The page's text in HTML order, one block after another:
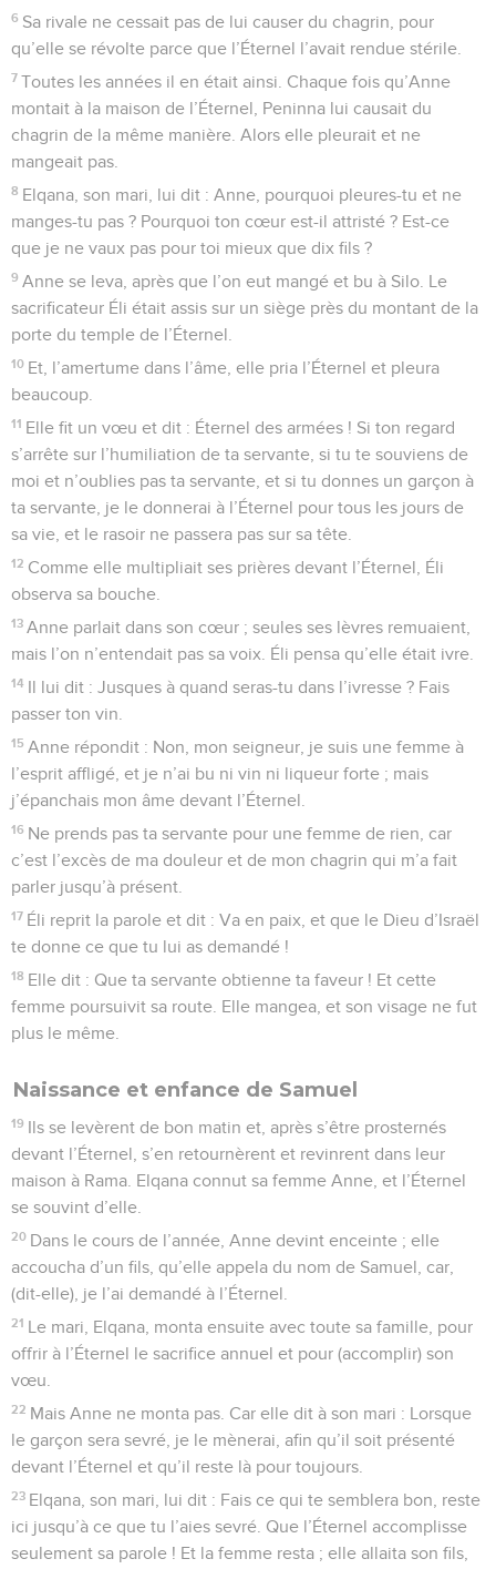
6 Sa rivale ne cessait pas de lui causer du chagrin, pour
qu’elle se révolte parce que l’Éternel l’avait rendue stérile.
7 Toutes les années il en était ainsi. Chaque fois qu’Anne
montait à la maison de l’Éternel, Peninna lui causait du
chagrin de la même manière. Alors elle pleurait et ne
mangeait pas.
8 Elqana, son mari, lui dit : Anne, pourquoi pleures-tu et ne
manges-tu pas ? Pourquoi ton cœur est-il attristé ? Est-ce
que je ne vaux pas pour toi mieux que dix fils ?
9 Anne se leva, après que l’on eut mangé et bu à Silo. Le
sacrificateur Éli était assis sur un siège près du montant de la
porte du temple de l’Éternel.
10 Et, l’amertume dans l’âme, elle pria l’Éternel et pleura
beaucoup.
11 Elle fit un vœu et dit : Éternel des armées ! Si ton regard
s’arrête sur l’humiliation de ta servante, si tu te souviens de
moi et n’oublies pas ta servante, et si tu donnes un garçon à
ta servante, je le donnerai à l’Éternel pour tous les jours de
sa vie, et le rasoir ne passera pas sur sa tête.
12 Comme elle multipliait ses prières devant l’Éternel, Éli
observa sa bouche.
13 Anne parlait dans son cœur ; seules ses lèvres remuaient,
mais l’on n’entendait pas sa voix. Éli pensa qu’elle était ivre.
14 Il lui dit : Jusques à quand seras-tu dans l’ivresse ? Fais
passer ton vin.
15 Anne répondit : Non, mon seigneur, je suis une femme à
l’esprit affligé, et je n’ai bu ni vin ni liqueur forte ; mais
j’épanchais mon âme devant l’Éternel.
16 Ne prends pas ta servante pour une femme de rien, car
c’est l’excès de ma douleur et de mon chagrin qui m’a fait
parler jusqu’à présent.
17 Éli reprit la parole et dit : Va en paix, et que le Dieu d’Israël
te donne ce que tu lui as demandé !
18 Elle dit : Que ta servante obtienne ta faveur ! Et cette
femme poursuivit sa route. Elle mangea, et son visage ne fut
plus le même.
Naissance et enfance de Samuel
19 Ils se levèrent de bon matin et, après s’être prosternés
devant l’Éternel, s’en retournèrent et revinrent dans leur
maison à Rama. Elqana connut sa femme Anne, et l’Éternel
se souvint d’elle.
20 Dans le cours de l’année, Anne devint enceinte ; elle
accoucha d’un fils, qu’elle appela du nom de Samuel, car,
(dit-elle), je l’ai demandé à l’Éternel.
21 Le mari, Elqana, monta ensuite avec toute sa famille, pour
offrir à l’Éternel le sacrifice annuel et pour (accomplir) son
vœu.
22 Mais Anne ne monta pas. Car elle dit à son mari : Lorsque
le garçon sera sevré, je le mènerai, afin qu’il soit présenté
devant l’Éternel et qu’il reste là pour toujours.
23 Elqana, son mari, lui dit : Fais ce qui te semblera bon, reste
ici jusqu’à ce que tu l’aies sevré. Que l’Éternel accomplisse
seulement sa parole ! Et la femme resta ; elle allaita son fils,